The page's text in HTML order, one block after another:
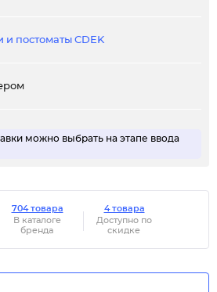
и постоматы CDEK
можно выбрать на этапе ввода
704 товара
В каталоге
бренда
4 товара
Доступно по
скидке